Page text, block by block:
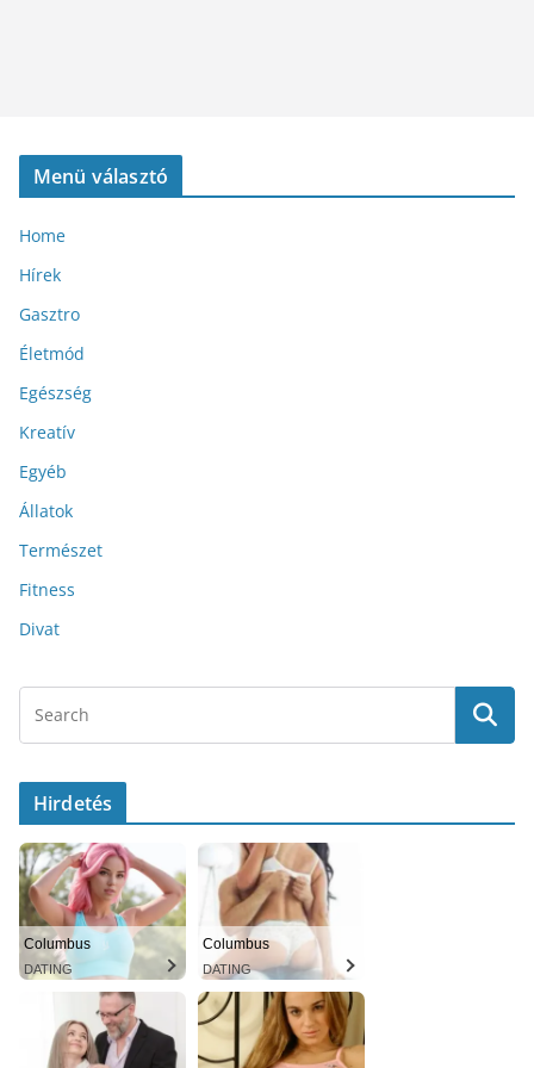
Menü választó
Home
Hírek
Gasztro
Életmód
Egészség
Kreatív
Egyéb
Állatok
Természet
Fitness
Divat
Hirdetés
Columbus
DATING
Columbus
DATING